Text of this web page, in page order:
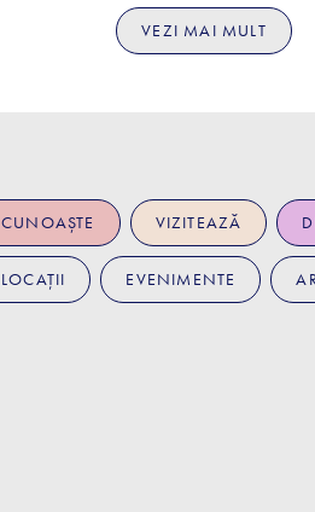
VEZI MAI MULT
CUNOAȘTE VIZITEAZĂ
LOCAȚII EVENIMENTE